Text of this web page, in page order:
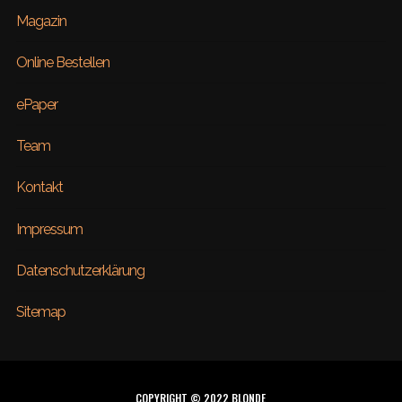
Magazin
Online Bestellen
ePaper
Team
Kontakt
Impressum
Datenschutzerklärung
Sitemap
COPYRIGHT © 2022 BLONDE